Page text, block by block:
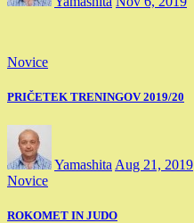
Novice
PRIČETEK TRENINGOV 2019/20
Yamashita Aug 21, 2019
Novice
ROKOMET IN JUDO